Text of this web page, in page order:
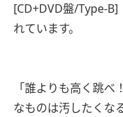
[CD+DVD盤/Type-B]
れています。
「誰よりも高く跳
なものは汚したくな